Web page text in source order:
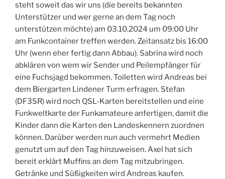
steht soweit das wir uns (die bereits bekannten
Unterstützer und wer gerne an dem Tag noch
unterstützen möchte) am 03.10.2024 um 09:00 Uhr
am Funkcontainer treffen werden. Zeitansatz bis 16:00
Uhr (wenn eher fertig dann Abbau). Sabrina wird noch
abklären von wem wir Sender und Peilempfänger für
eine Fuchsjagd bekommen. Toiletten wird Andreas bei
dem Biergarten Lindener Turm erfragen. Stefan
(DF3SR) wird noch QSL-Karten bereitstellen und eine
Funkweltkarte der Funkamateure anfertigen, damit die
Kinder dann die Karten den Landeskennern zuordnen
können. Darüber werden nun auch vermehrt Medien
genutzt um auf den Tag hinzuweisen. Axel hat sich
bereit erklärt Muffins an dem Tag mitzubringen.
Getränke und Süßigkeiten wird Andreas kaufen.